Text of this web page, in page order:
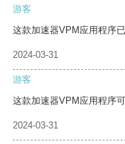
游客
这款加速器VPM应用程序
2024-03-31
游客
这款加速器VPM应用程序
2024-03-31